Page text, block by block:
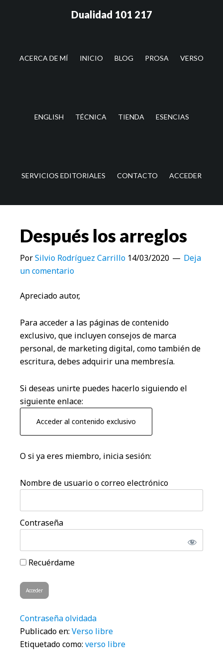
lateral
Dualidad 101 217
ACERCA DE MÍ INICIO BLOG PROSA VERSO
ENGLISH TÉCNICA TIENDA ESENCIAS
SERVICIOS EDITORIALES CONTACTO ACCEDER
Después los arreglos
PorSilvio Rodríguez Carrillo 14/03/2020
Deja
un comentario
Apreciado autor,
Para acceder a las páginas de contenido
exclusivo, que incluyen consejos de marca
personal, de marketing digital, como también de
escritura, debes adquirir una membresía.
Si deseas unirte puedes hacerlo siguiendo el
siguiente enlace:
Acceder al contenido exclusivo
O si ya eres miembro, inicia sesión:
Nombre de usuario o correo electrónico
Contraseña
Recuérdame
Contraseña olvidada
Publicado en: Verso libre
Etiquetado como: verso libre